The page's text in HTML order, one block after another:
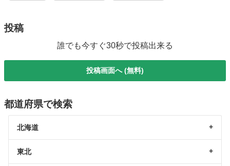
投稿
誰でも今すぐ30秒で投稿出来る
投稿画面へ (無料)
都道府県で検索
北海道
東北